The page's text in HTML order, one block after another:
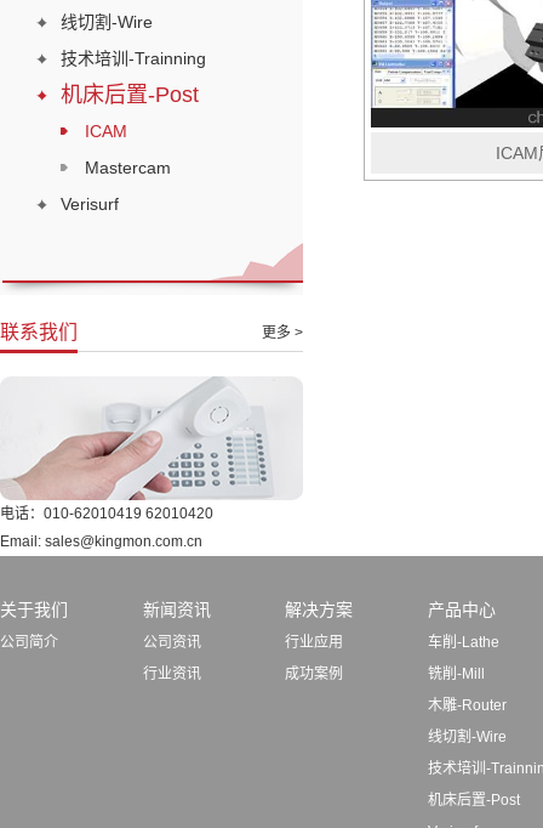
线切割-Wire
技术培训-Trainning
机床后置-Post
ICAM
Mastercam
Verisurf
联系我们 更多 >
电话：010-62010419 62010420
Email: sales@kingmon.com.cn
ICAM
关于我们
公司简介
新闻资讯
公司资讯
行业资讯
解决方案
行业应用
成功案例
产品中心
车削-Lathe
铣削-Mill
木雕-Router
线切割-Wire
技术培训-
机床后置-Post